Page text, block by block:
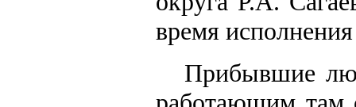
время
Прибывшие